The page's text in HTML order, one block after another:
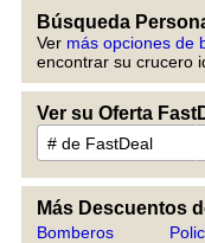
Búsqueda
Ver más opciones de
encontrar su crucero
Ver su Oferta
Más Descuentos
Bomberos